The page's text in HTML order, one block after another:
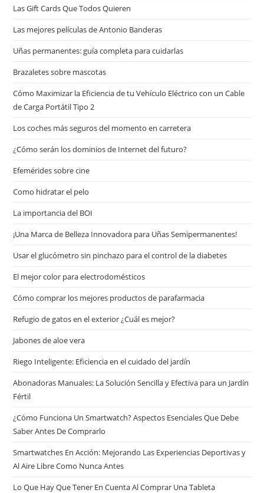
Las Gift Cards Que Todos Quieren
Las mejores películas de Antonio Banderas
Uñas permanentes: guía completa para cuidarlas
Brazaletes sobre mascotas
Cómo Maximizar la Eficiencia de tu Vehículo Eléctrico con un Cable
de Carga Portátil Tipo 2
Los coches más seguros del momento en carretera
¿Cómo serán los dominios de Internet del futuro?
Efemérides sobre cine
Сomo hidratar el pelo
La importancia del BOI
¡Una Marca de Belleza Innovadora para Uñas Semipermanentes!
Usar el glucómetro sin pinchazo para el control de la diabetes
El mejor color para electrodomésticos
Cómo comprar los mejores productos de parafarmacia
Refugio de gatos en el exterior ¿Cuál es mejor?
Jabones de aloe vera
Riego Inteligente: Eficiencia en el cuidado del jardín
Abonadoras Manuales: La Solución Sencilla y Efectiva para un Jardín
Fértil
¿Cómo Funciona Un Smartwatch? Aspectos Esenciales Que Debe
Saber Antes De Comprarlo
Smartwatches En Acción: Mejorando Las Experiencias Deportivas y
Al Aire Libre Como Nunca Antes
Lo Que Hay Que Tener En Cuenta Al Comprar Una Tableta